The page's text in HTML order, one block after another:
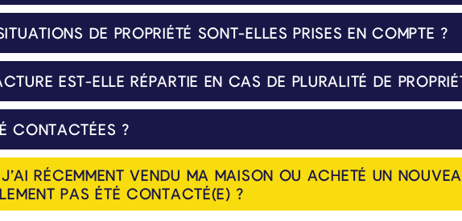
DE PROPRIÉTÉ SONT-ELLES PRISES EN COMPTE ?
EST-ELLE RÉPARTIE EN CAS DE PLURALITÉ DE
CONTACTÉES ?
RÉCEMMENT VENDU MA MAISON OU ACHETÉ UN
PAS ÉTÉ CONTACTÉ(E) ?